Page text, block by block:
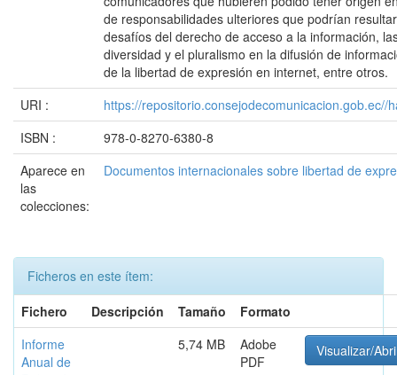
de responsabilidades ulteriores que podrían
desafíos del derecho de acceso a la información,
diversidad y el pluralismo en la difusión de
de la libertad de expresión en internet, entre otros.
URI :
https://repositorio.consejodecomunicacion.gob.ec//
ISBN :
978-0-8270-6380-8
Aparece en
las
colecciones:
Documentos internacionales sobre libertad de
Ficheros en este ítem:
Fichero
Descripción Tamaño
Formato
Informe
Anual de
5,74 MB
Adobe
PDF
Visualizar/